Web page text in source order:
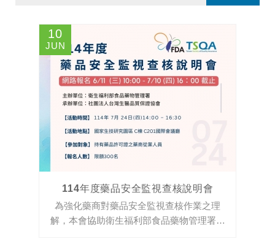
學術研討(會)及查核輔導訓練。
與國外相關團體保持聯繫，促進國
際交流合作。
10
JUN
114年度藥品安全監視查核說明會
為強化藥商對藥品安全監視查核作業之理
解，本會協助衛生福利部食品藥物管理署舉